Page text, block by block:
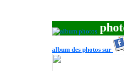
album des photos sur